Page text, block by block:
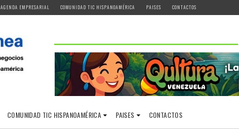
AGENDA EMPRESARIAL COMUNIDAD TIC HISPANOAMÉRICA PAISES CONTACTOS
COMUNIDAD TIC HISPANOAMÉRICA PAISES CONTACTOS